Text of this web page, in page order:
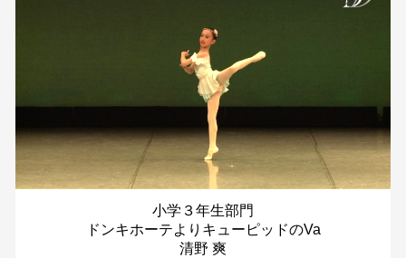
小学３年生部門
ドンキホーテよりキューピッドのVa
清野 爽